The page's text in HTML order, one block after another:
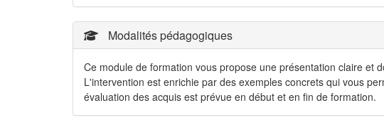
Modalités pédagogiques
Ce module de formation vous propose une présentation claire et
L'intervention est enrichie par des exemples concrets qui vous
évaluation des acquis est prévue en début et en fin de formation.